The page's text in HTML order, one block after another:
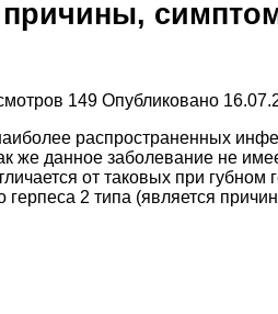
149 Опубликовано
распространенных
данное заболевание не
от таковых при губном
герпеса 2 типа (является